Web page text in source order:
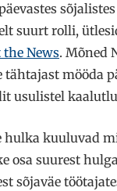
suurt rolli,
the News. Mõned
mööda
usulistel
kuuluvad
osa suurest
sõjaväe